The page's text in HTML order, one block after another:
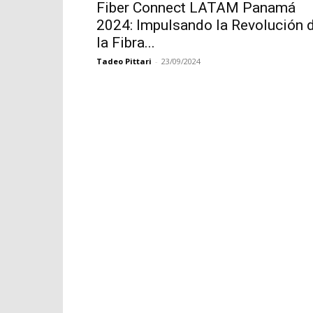
Fiber Connect LATAM Panamá
2024: Impulsando la Revolución
la Fibra...
Tadeo Pittari - 23/09/2024